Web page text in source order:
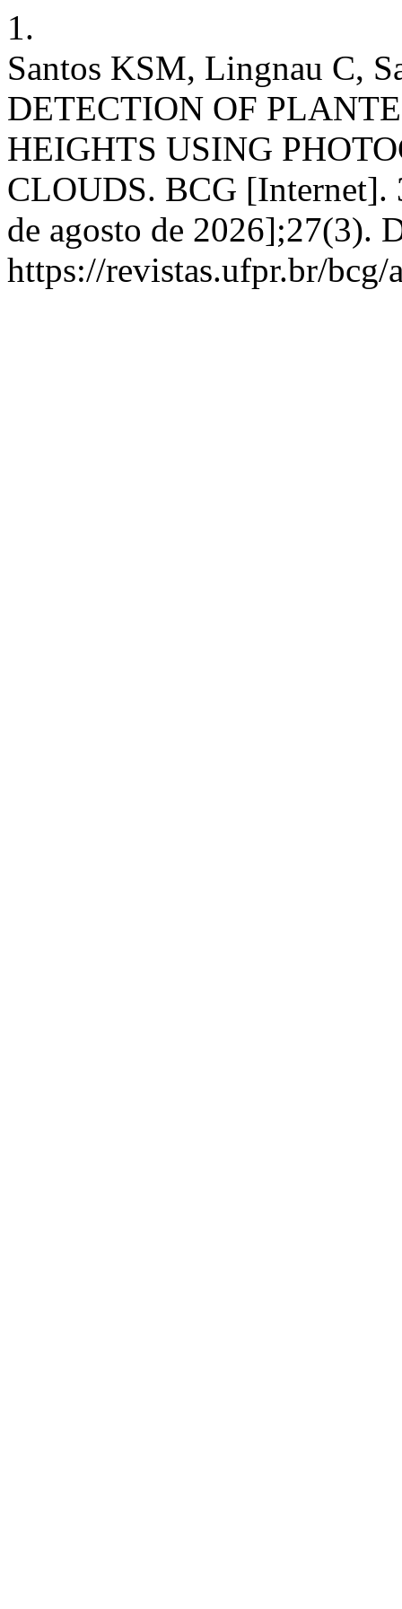
1.
Santos KSM, Lingnau C,
DETECTION OF
HEIGHTS USING
CLOUDS. BCG [Internet].
de agosto de 2026];27(3).
https://revistas.ufpr.br/